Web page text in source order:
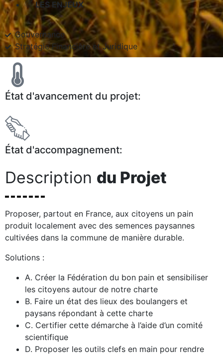
LES ENJEUX
Gouvernance
Stratégie Financière et Juridique
État d'avancement du projet:
État d'accompagnement:
Description du Projet
Proposer, partout en France, aux citoyens un pain
produit localement avec des semences paysannes
cultivées dans la commune de manière durable.
Solutions :
A. Créer la Fédération du bon pain et sensibiliser
les citoyens autour de notre charte
B. Faire un état des lieux des boulangers et
paysans répondant à cette charte
C. Certifier cette démarche à l’aide d’un comité
scientifique
D. Proposer les outils clefs en main pour rendre